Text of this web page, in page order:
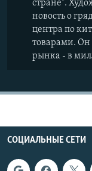
стране".
новость о
центра по
товарами. Он
рынка - в
СОЦИАЛЬНЫЕ СЕТИ